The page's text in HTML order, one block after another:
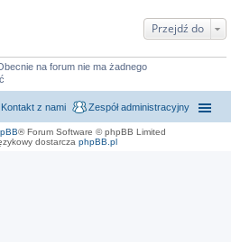
Przejdź do
na forum nie ma żadnego
Zespół administracyjny
Kontakt z nami
® Forum Software © phpBB Limited
dostarcza phpBB.pl